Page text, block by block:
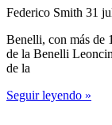
Federico Smith 31
Benelli, con más de
de la Benelli
de la
Seguir leyendo »